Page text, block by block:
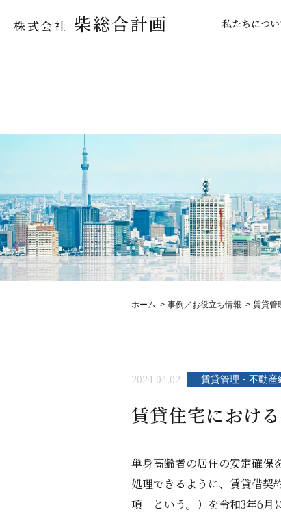
株式会社 柴総合計画 私たちにつ
ホーム 事例／お役立ち情報 賃貸管
2024.04.02 賃貸管理・不動産
賃貸住宅におけ
単身高齢者の居住の安定確保
処理できるように、賃貸借契
項」という。）を令和3年6月